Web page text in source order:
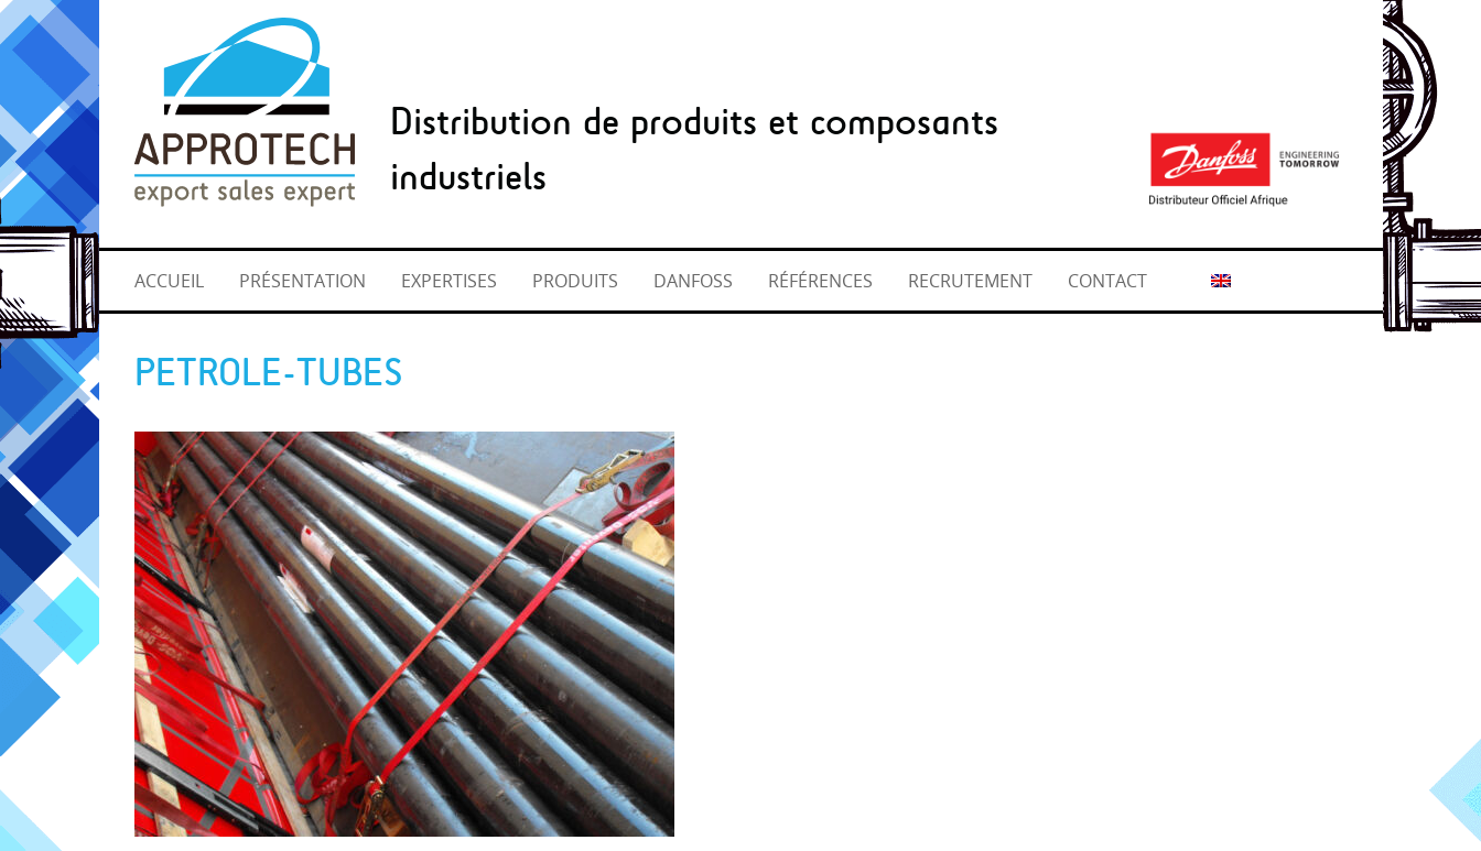
Distribution de produits et composants
industriels
ACCUEIL PRÉSENTATION EXPERTISES PRODUITS DANFOSS RÉFÉRENCES RECRUTEMENT CONTACT
PETROLE-TUBES